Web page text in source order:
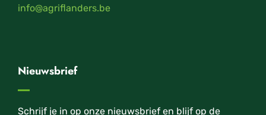
info@agriflanders.be
Nieuwsbrief
Schrijf je in op onze nieuwsbrief en blijf op de